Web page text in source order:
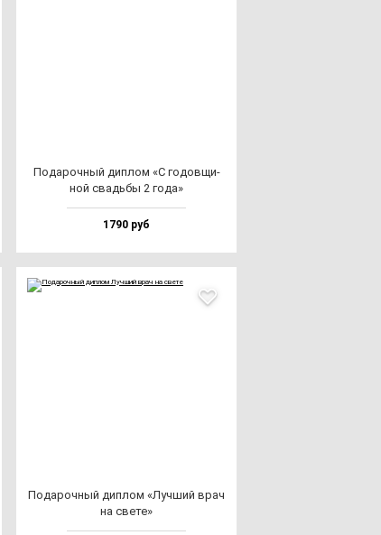
Пода­роч­ный дип­лом «С го­дов­щи­
ной свадь­бы 2 го­да»
1790 руб
Пода­роч­ный дип­лом «Луч­ший врач
на све­те»